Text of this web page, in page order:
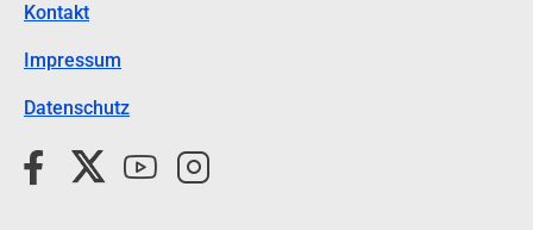
Kontakt
Impressum
Datenschutz